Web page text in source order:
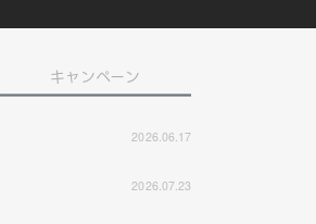
キャンペーン
2026.06.17
2026.07.23